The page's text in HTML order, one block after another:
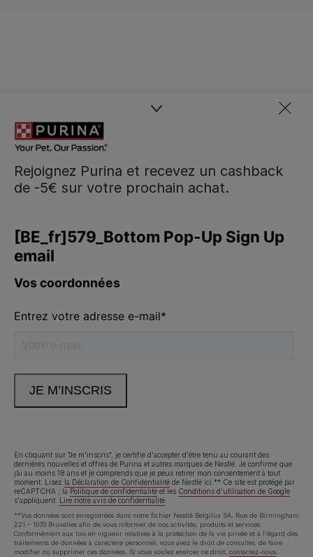
Rejoignez Purina et recevez un cashback
de -5€ sur votre prochain achat.
En cliquant sur "Je m'inscris", je certifie d'accepter d'être tenu au courant des
dernières nouvelles et offres de Purina et autres marques de Nestlé. Je confirme que
j’ai au moins 18 ans et je comprends que je peux retirer mon consentement à tout
moment. Lisez la Déclaration de Confidentialité de Nestlé ici.** Ce site est protégé par
reCAPTCHA ; la Politique de confidentialité et les Conditions d'utilisation de Google
s'appliquent.
Lire notre avis de confidentialité
**Vos données sont enregistrées dans notre fichier Nestlé Belgilux SA, Rue de Birmingham
221 – 1070 Bruxelles afin de vous informer de nos activités, produits et services.
Conformément aux lois en vigueur relatives à la protection de la vie privée et à l'égard des
traitements de données à caractère personnel, vous avez le droit de consulter, de faire
modifier ou supprimer ces données. Si vous voulez exercer ce droit, contactez-nous.